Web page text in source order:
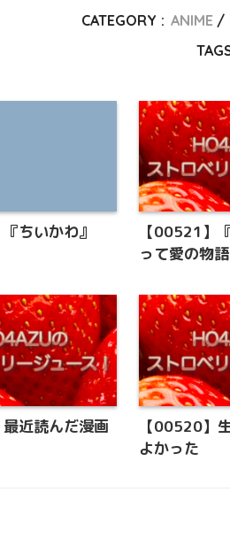
CATEGORY : ANIME
ちいかわ』
【00521】
って愛の物
近読んだ漫画
【00520】
よかった